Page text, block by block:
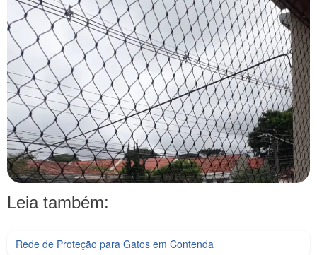
Leia também:
Rede de Proteção para Gatos em Contenda